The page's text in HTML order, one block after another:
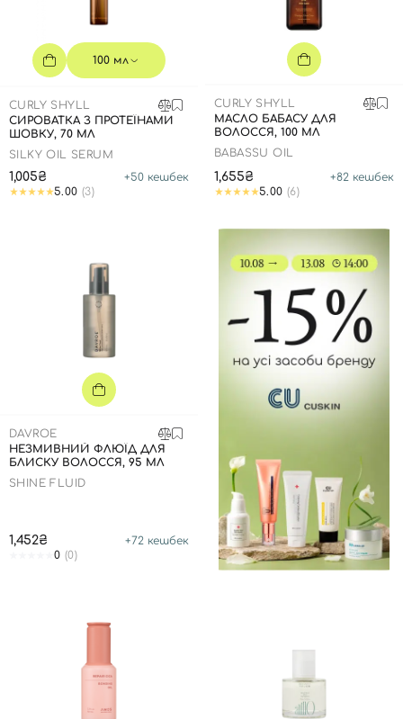
100 мл
CURLY SHYLL
СИРОВАТКА З ПРОТЕЇНАМИ
ШОВКУ, 70 МЛ
SILKY OIL SERUM
1,005₴ +50 кешбек
5.00 (3)
CURLY SHYLL
МАСЛО БАБАСУ ДЛЯ
ВОЛОССЯ, 100 МЛ
BABASSU OIL
1,655₴ +82 кешбек
5.00 (6)
DAVROE
НЕЗМИВНИЙ ФЛЮЇД ДЛЯ
БЛИСКУ ВОЛОССЯ, 95 МЛ
SHINE FLUID
1,452₴ +72 кешбек
0 (0)